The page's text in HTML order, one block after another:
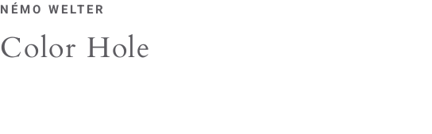
NÉMO WELTER
Color Hole